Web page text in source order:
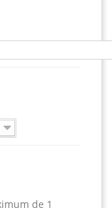
de 1